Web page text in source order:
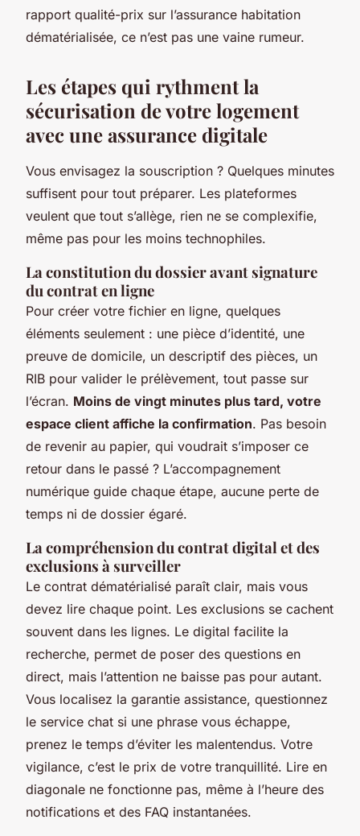
rapport qualité-prix sur l’assurance habitation
dématérialisée, ce n’est pas une vaine rumeur.
Les étapes qui rythment la
sécurisation de votre logement
avec une assurance digitale
Vous envisagez la souscription ? Quelques minutes
suffisent pour tout préparer. Les plateformes
veulent que tout s’allège, rien ne se complexifie,
même pas pour les moins technophiles.
La constitution du dossier avant signature
du contrat en ligne
Pour créer votre fichier en ligne, quelques
éléments seulement : une pièce d’identité, une
preuve de domicile, un descriptif des pièces, un
RIB pour valider le prélèvement, tout passe sur
l’écran. Moins de vingt minutes plus tard, votre
espace client affiche la confirmation. Pas besoin
de revenir au papier, qui voudrait s’imposer ce
retour dans le passé ? L’accompagnement
numérique guide chaque étape, aucune perte de
temps ni de dossier égaré.
La compréhension du contrat digital et des
exclusions à surveiller
Le contrat dématérialisé paraît clair, mais vous
devez lire chaque point. Les exclusions se cachent
souvent dans les lignes. Le digital facilite la
recherche, permet de poser des questions en
direct, mais l’attention ne baisse pas pour autant.
Vous localisez la garantie assistance, questionnez
le service chat si une phrase vous échappe,
prenez le temps d’éviter les malentendus. Votre
vigilance, c’est le prix de votre tranquillité. Lire en
diagonale ne fonctionne pas, même à l’heure des
notifications et des FAQ instantanées.